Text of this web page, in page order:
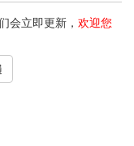
会立即更新， 欢迎您